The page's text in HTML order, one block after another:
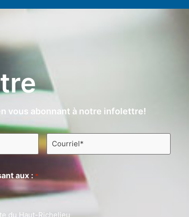
vous abonnant à notre infolettre!
Courriel
aux : *
du Haut-Richelieu